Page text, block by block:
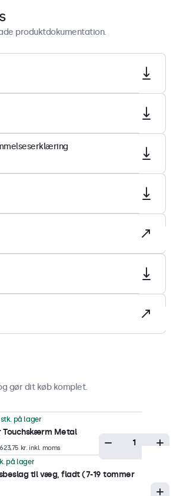
produktdokumentation.
gør dit køb komplet.
stk. på lager
Touchskærm Metal
kr. inkl. moms
på lager
til væg, fladt (7-19 tommer